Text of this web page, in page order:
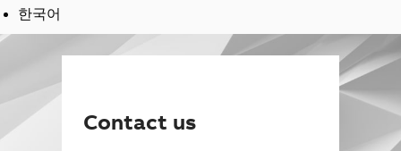
한국어
Contact us